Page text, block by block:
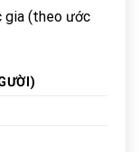
gia (theo ước